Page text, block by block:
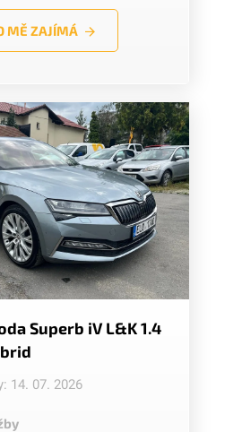
MĚ ZAJÍMÁ
Superb iV L&K 1.4
14. 07. 2026